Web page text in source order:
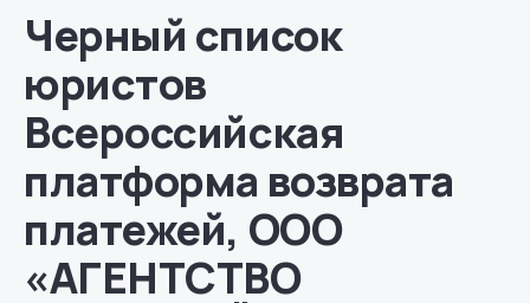
Черный список
юристов
Всероссийская
платформа возврата
платежей, ООО
«АГЕНТСТВО